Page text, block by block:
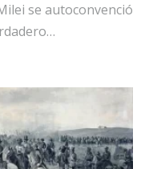
se autoconvenció